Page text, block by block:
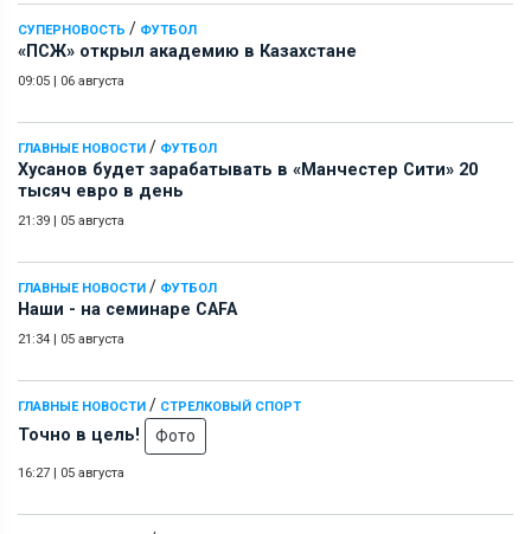
СУПЕРНОВОСТЬ / ФУТБОЛ
«ПСЖ» открыл академию в Казахстане
09:05 | 06 августа
ГЛАВНЫЕ НОВОСТИ / ФУТБОЛ
Хусанов будет зарабатывать в «Манчестер Сити» 20
тысяч евро в день
21:39 | 05 августа
ГЛАВНЫЕ НОВОСТИ / ФУТБОЛ
Наши - на семинаре СAFA
21:34 | 05 августа
ГЛАВНЫЕ НОВОСТИ / СТРЕЛКОВЫЙ СПОРТ
Точно в цель! Фото
16:27 | 05 августа